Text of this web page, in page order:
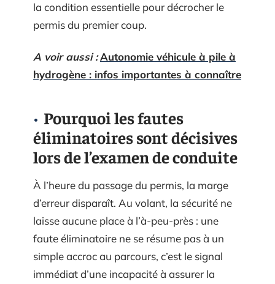
la condition essentielle pour décrocher le
permis du premier coup.
A voir aussi :Autonomie véhicule à pile à
hydrogène : infos importantes à connaître
Pourquoi les fautes
éliminatoires sont décisives
lors de l’examen de conduite
À l’heure du passage du permis, la marge
d’erreur disparaît. Au volant, la sécurité ne
laisse aucune place à l’à-peu-près : une
faute éliminatoire ne se résume pas à un
simple accroc au parcours, c’est le signal
immédiat d’une incapacité à assurer la